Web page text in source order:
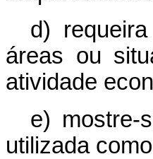
d)
áreas ou
atividade
e) mostre-
utilizada